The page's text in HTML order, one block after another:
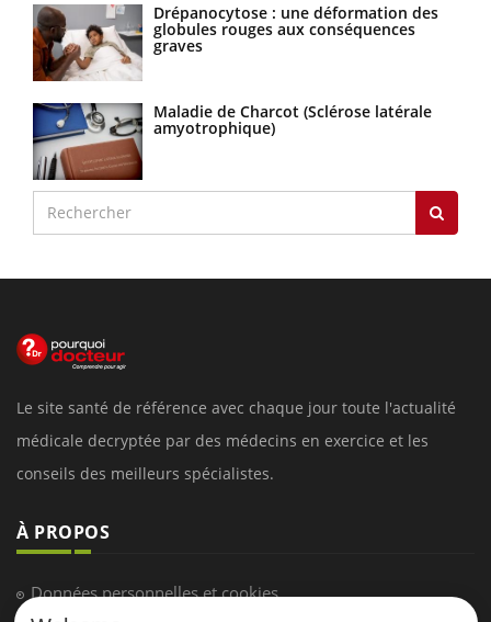
Drépanocytose : une déformation des
globules rouges aux conséquences
graves
Maladie de Charcot (Sclérose latérale
amyotrophique)
Le site santé de référence avec chaque jour toute l'actualité
médicale decryptée par des médecins en exercice et les
conseils des meilleurs spécialistes.
À PROPOS
Données personnelles et cookies